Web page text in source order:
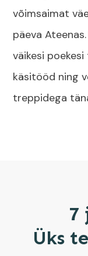
võimsaimat
päeva
väikesi
käsitööd ning
treppidega
7
Üks